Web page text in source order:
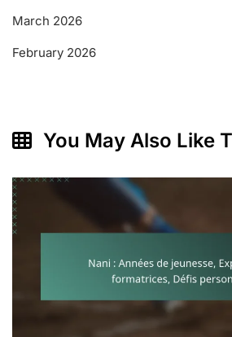
March 2026
February 2026
You May Also Like